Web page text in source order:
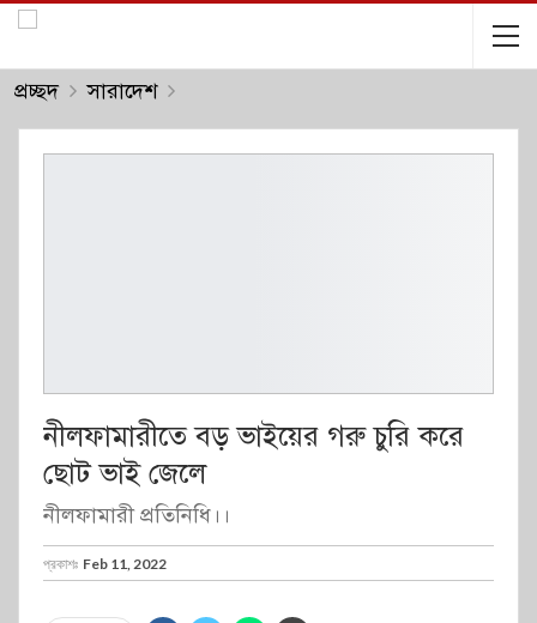
প্রচ্ছদ সারাদেশ
নীলফামারীতে বড় ভাইয়ের গরু চুরি করে
ছোট ভাই জেলে
নীলফামারী প্রতিনিধি।।
প্রকাশঃ Feb 11, 2022